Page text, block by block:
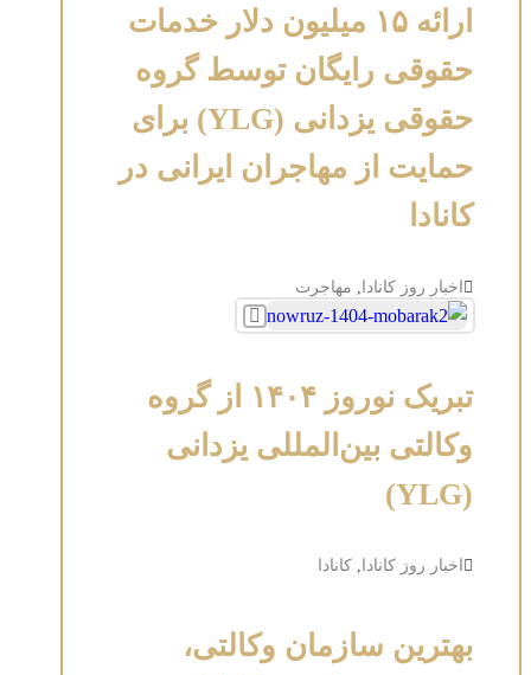
ارائه ۱۵ میلیون دلار خدمات
حقوقی رایگان توسط گروه
حقوقی یزدانی (YLG) برای
حمایت از مهاجران ایرانی در
کانادا
اخبار روز کانادا مهاجرت
تبریک نوروز ۱۴۰۴ از گروه
وکالتی بین‌المللی یزدانی
(YLG)
اخبار روز کانادا ,کانادا
بهترین سازمان وکالتی،